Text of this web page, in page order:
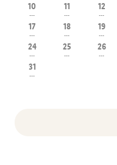
10
---
11
---
12
---
17
---
18
---
19
---
24
---
25
---
26
---
31
---